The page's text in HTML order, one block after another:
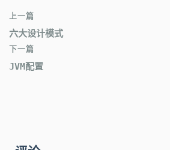
上一篇
六大设计模式
下一篇
JVM配置